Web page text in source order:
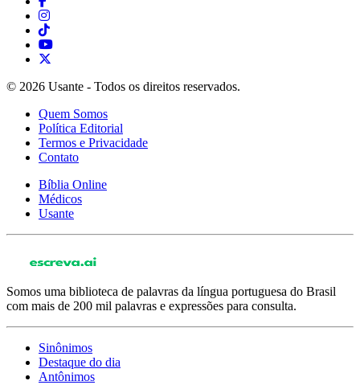
© 2026 Usante - Todos os direitos reservados.
Quem Somos
Política Editorial
Termos e Privacidade
Contato
Bíblia Online
Médicos
Usante
Somos uma biblioteca de palavras da língua portuguesa do Brasil
com mais de 200 mil palavras e expressões para consulta.
Sinônimos
Destaque do dia
Antônimos